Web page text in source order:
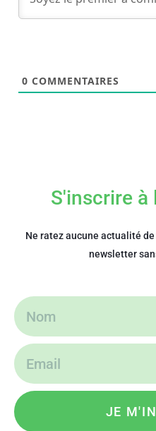
0 COMMENTAIRES
S'inscrire à
Ne ratez aucune actualité
newsletter
JE